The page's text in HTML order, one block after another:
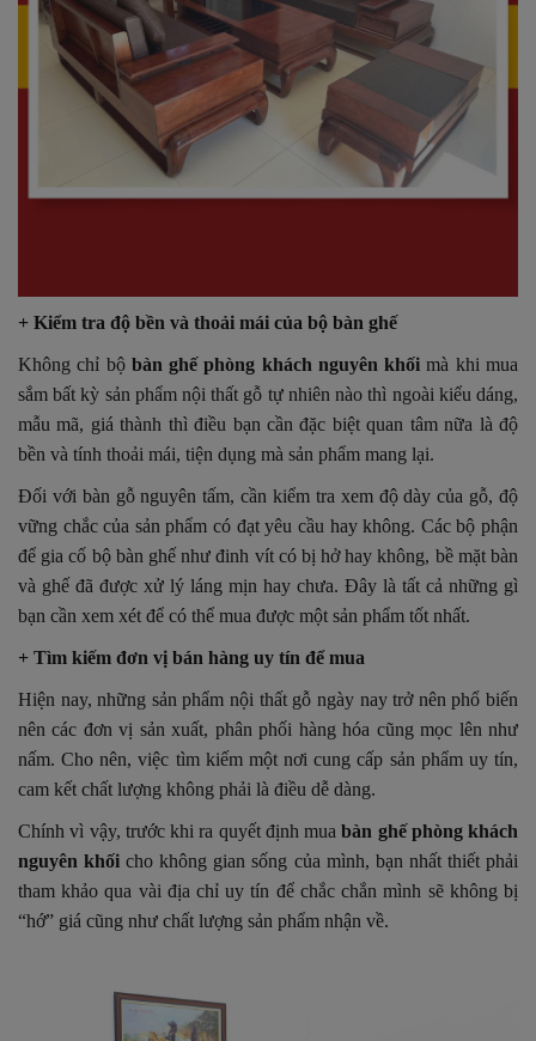
+ Kiểm tra độ bền và thoải mái của bộ bàn ghế
Không chỉ bộ bàn ghế phòng khách nguyên khối mà khi mua
sắm bất kỳ sản phẩm nội thất gỗ tự nhiên nào thì ngoài kiểu dáng,
mẫu mã, giá thành thì điều bạn cần đặc biệt quan tâm nữa là độ
bền và tính thoải mái, tiện dụng mà sản phẩm mang lại.
Đối với bàn gỗ nguyên tấm, cần kiểm tra xem độ dày của gỗ, độ
vững chắc của sản phẩm có đạt yêu cầu hay không. Các bộ phận
để gia cố bộ bàn ghế như đinh vít có bị hở hay không, bề mặt bàn
và ghế đã được xử lý láng mịn hay chưa. Đây là tất cả những gì
bạn cần xem xét để có thể mua được một sản phẩm tốt nhất.
+ Tìm kiếm đơn vị bán hàng uy tín để mua
Hiện nay, những sản phẩm nội thất gỗ ngày nay trở nên phổ biến
nên các đơn vị sản xuất, phân phối hàng hóa cũng mọc lên như
nấm. Cho nên, việc tìm kiếm một nơi cung cấp sản phẩm uy tín,
cam kết chất lượng không phải là điều dễ dàng.
Chính vì vậy, trước khi ra quyết định muabàn ghế phòng khách
nguyên khốicho không gian sống của mình, bạn nhất thiết phải
tham khảo qua vài địa chỉ uy tín để chắc chắn mình sẽ không bị
“hớ” giá cũng như chất lượng sản phẩm nhận về.